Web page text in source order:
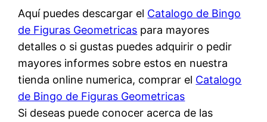
Aquí puedes descargar el Catalogo de Bingo
de Figuras Geometricas para mayores
detalles o si gustas puedes adquirir o pedir
mayores informes sobre estos en nuestra
tienda online numerica, comprar el Catalogo
de Bingo de Figuras Geometricas
Si deseas puede conocer acerca de las